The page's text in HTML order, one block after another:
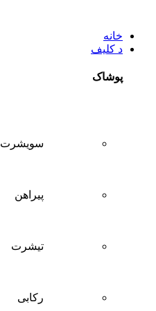
خانه
د کلیف
پوشاک
سويشرت
پیراهن
تيشرت
ركابی